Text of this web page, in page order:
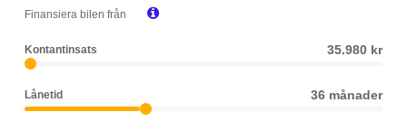
Finansiera bilen från 
Kontantinsats 35.980 kr
Lånetid 36 månader